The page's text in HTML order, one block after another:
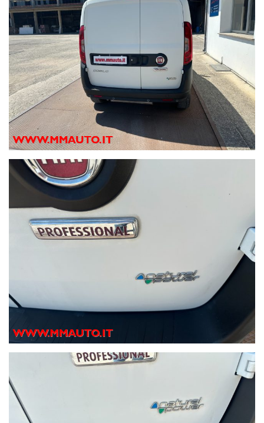
sospensioni posteriore a multi-link
Temperatura esterna
Tergicristallo con automatico
Tire kit
Vano portaguanti con serratura
Verniciatura pastello
Volante in plastica reg. in altezza, reg. in profondità e
multifunzione
ABS